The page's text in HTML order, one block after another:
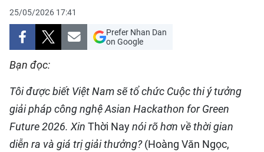
THỜI SỰ
CHÍNH TRỊ
KINH TẾ
25/05/2026 17:41
Prefer Nhan Dan
on Google
Bạn đọc:
Tôi được biết Việt Nam sẽ tổ chức Cuộc thi ý tưởng
giải pháp công nghệ Asian Hackathon for Green
Future 2026. Xin Thời Naynói rõ hơn về thời gian
diễn ra và giá trị giải thưởng?(Hoàng Văn Ngọc,